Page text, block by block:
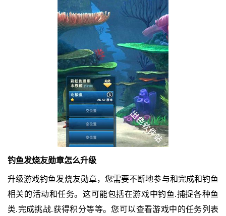
钓鱼发烧友勋章怎么升级
升级游戏钓鱼发烧友勋章，您需要不断地参与和完成和钓鱼
相关的活动和任务。这可能包括在游戏中钓鱼.捕捉各种鱼
类.完成挑战.获得积分等等。您可以查看游戏中的任务列表